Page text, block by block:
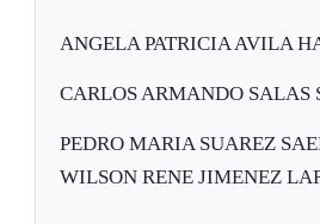
ANGELA PATRICIA AVILA
CARLOS ARMANDO SALAS
PEDRO MARIA SUAREZ
WILSON RENE JIMENEZ